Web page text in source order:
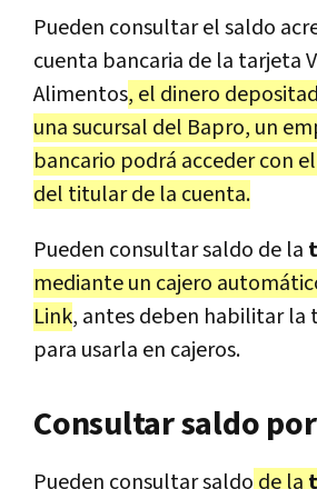
Pueden consultar el saldo
cuenta bancaria de la tarjeta
Alimentos, el dinero
una sucursal del Bapro, un
bancario podrá acceder con
del titular de la cuenta.
Pueden consultar saldo de la
mediante un cajero
Link, antes deben habilitar la
para usarla en cajeros.
Consultar saldo
Pueden consultar saldo de la